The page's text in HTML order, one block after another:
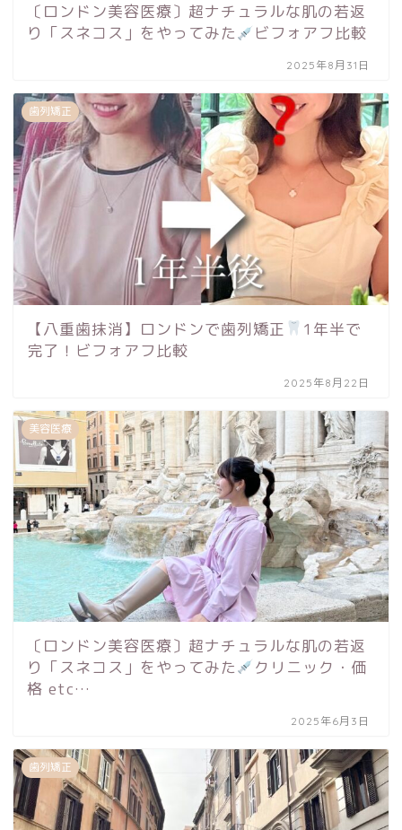
〔ロンドン美容医療〕超ナチュラルな肌の若返
り「スネコス」をやってみた
ビフォアフ比較
2025年8月31日
歯列矯正
【八重歯抹消】ロンドンで歯列矯正
1年半で
完了！ビフォアフ比較
2025年8月22日
美容医療
〔ロンドン美容医療〕超ナチュラルな肌の若返
り「スネコス」をやってみた
クリニック・価
格 etc…
2025年6月3日
歯列矯正